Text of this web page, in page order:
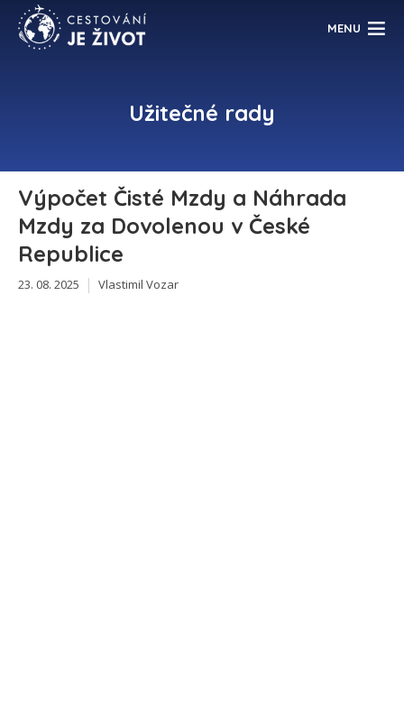
MENU
Užitečné rady
Výpočet Čisté Mzdy a Náhrada
Mzdy za Dovolenou v České
Republice
23. 08. 2025 Vlastimil Vozar